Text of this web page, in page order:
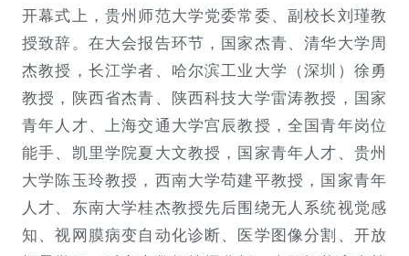
开幕式上，贵州师范大学党委常委、副校长刘瑾教
授致辞。在大会报告环节，国家杰青、清华大学周
杰教授，长江学者、哈尔滨工业大学（深圳）徐勇
教授，陕西省杰青、陕西科技大学雷涛教授，国家
青年人才、上海交通大学宫辰教授，全国青年岗位
能手、凯里学院夏大文教授，国家青年人才、贵州
大学陈玉玲教授，西南大学苟建平教授，国家青年
人才、东南大学桂杰教授先后围绕无人系统视觉感
知、视网膜病变自动化诊断、医学图像分割、开放